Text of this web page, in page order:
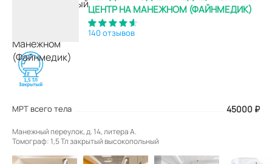
ЦЕНТР НА МАНЕЖНОМ (ФАЙНМЕДИК)
140 отзывов
МРТ всего тела 45000 ₽
Манежный переулок, д. 14, литера А.
Томограф: 1,5 Тл закрытый высокопольный